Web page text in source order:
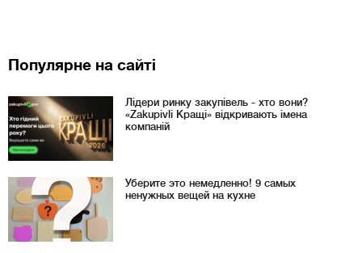
Популярне на сайті
Лідери ринку закупівель - хто вони?
«Zakupivli Кращі» відкривають імена
компаній
Уберите это немедленно! 9 самых
ненужных вещей на кухне